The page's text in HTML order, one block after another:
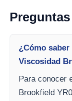
¿Cómo
Viscosidad
Para conocer
Brookfield